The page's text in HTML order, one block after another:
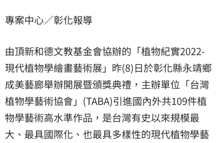
專案中心／彰化報導
由頂新和德文教基金會協辦的「植物紀實2022-
現代植物學繪畫藝術展」昨(8)日於彰化縣永靖鄉
成美藝廊舉辦開展暨頒獎典禮，主辦單位「台灣
植物學藝術協會」(TABA)引進國內外共109件植
物學藝術高水準作品，是台灣有史以來規模最
大、最具國際化、也最具多樣性的現代植物學藝